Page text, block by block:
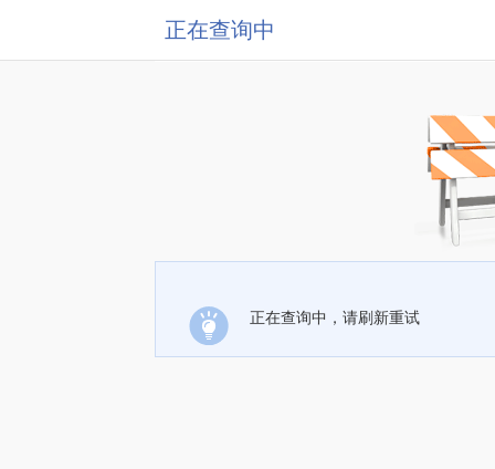
正在查询中
正在查询中，请刷新重试